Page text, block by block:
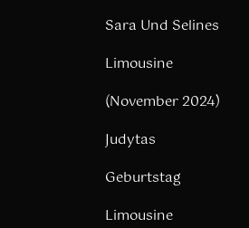
Sara Und Selines
Limousine
(November 2024)
Judytas
Geburtstag
Limousine